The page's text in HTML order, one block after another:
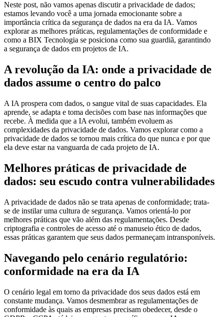
Neste post, não vamos apenas discutir a privacidade de dados;
estamos levando você a uma jornada emocionante sobre a
importância crítica da segurança de dados na era da IA. Vamos
explorar as melhores práticas, regulamentações de conformidade e
como a BIX Tecnologia se posiciona como sua guardiã, garantindo
a segurança de dados em projetos de IA.
A revolução da IA: onde a privacidade de
dados assume o centro do palco
A IA prospera com dados, o sangue vital de suas capacidades. Ela
aprende, se adapta e toma decisões com base nas informações que
recebe. À medida que a IA evolui, também evoluem as
complexidades da privacidade de dados. Vamos explorar como a
privacidade de dados se tornou mais crítica do que nunca e por que
ela deve estar na vanguarda de cada projeto de IA.
Melhores práticas de privacidade de
dados: seu escudo contra vulnerabilidades
A privacidade de dados não se trata apenas de conformidade; trata-
se de instilar uma cultura de segurança. Vamos orientá-lo por
melhores práticas que vão além das regulamentações. Desde
criptografia e controles de acesso até o manuseio ético de dados,
essas práticas garantem que seus dados permaneçam intransponíveis.
Navegando pelo cenário regulatório:
conformidade na era da IA
O cenário legal em torno da privacidade dos seus dados está em
constante mudança. Vamos desmembrar as regulamentações de
conformidade às quais as empresas precisam obedecer, desde o